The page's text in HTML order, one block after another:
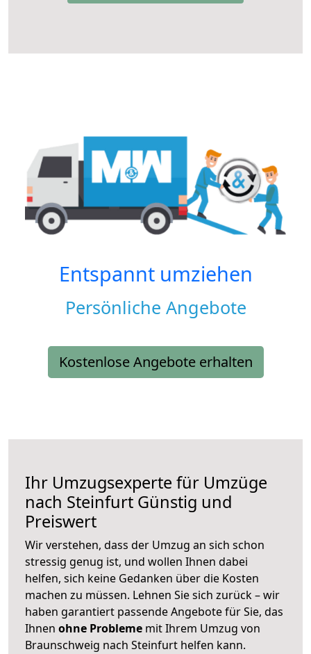
Entspannt umziehen
Persönliche Angebote
Kostenlose Angebote erhalten
Ihr Umzugsexperte für Umzüge
nach Steinfurt Günstig und
Preiswert
Wir verstehen, dass der Umzug an sich schon
stressig genug ist, und wollen Ihnen dabei
helfen, sich keine Gedanken über die Kosten
machen zu müssen. Lehnen Sie sich zurück – wir
haben garantiert passende Angebote für Sie, das
Ihnen ohne Probleme mit Ihrem Umzug von
Braunschweig nach Steinfurt helfen kann.